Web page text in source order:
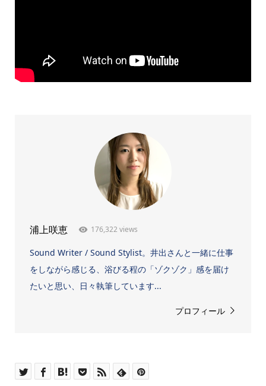
浦上咲恵 176,322 views
Sound Writer / Sound Stylist。井出さんと一緒に仕事
をしながら感じる、浴びる程の「ゾクゾク」感を届け
たいと思い、日々執筆しています...
プロフィール